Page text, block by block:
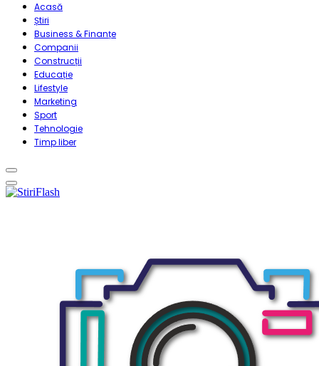
Acasă
Știri
Business & Finanțe
Companii
Construcții
Educație
Lifestyle
Marketing
Sport
Tehnologie
Timp liber